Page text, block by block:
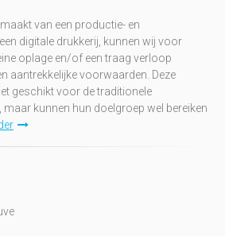
van een productie- en
digitale drukkerij, kunnen wij voor
oplage en/of een traag verloop
aantrekkelijke voorwaarden. Deze
geschikt voor de traditionele
kunnen hun doelgroep wel bereiken